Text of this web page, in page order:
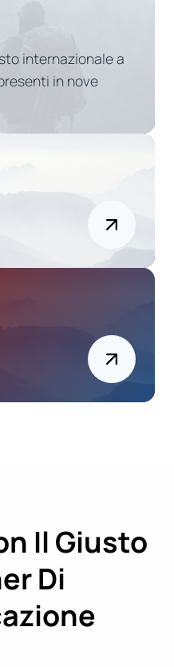
internazionale a
in nove
Il Giusto
Di